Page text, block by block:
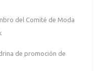
del Comité de Moda
de promoción de